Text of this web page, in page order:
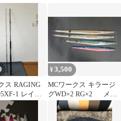
ス RAGING
1 レイジ
¥3,500
MCワークス キラージ
グWD×2 RG×2 メタ
ルジグ 4本セット